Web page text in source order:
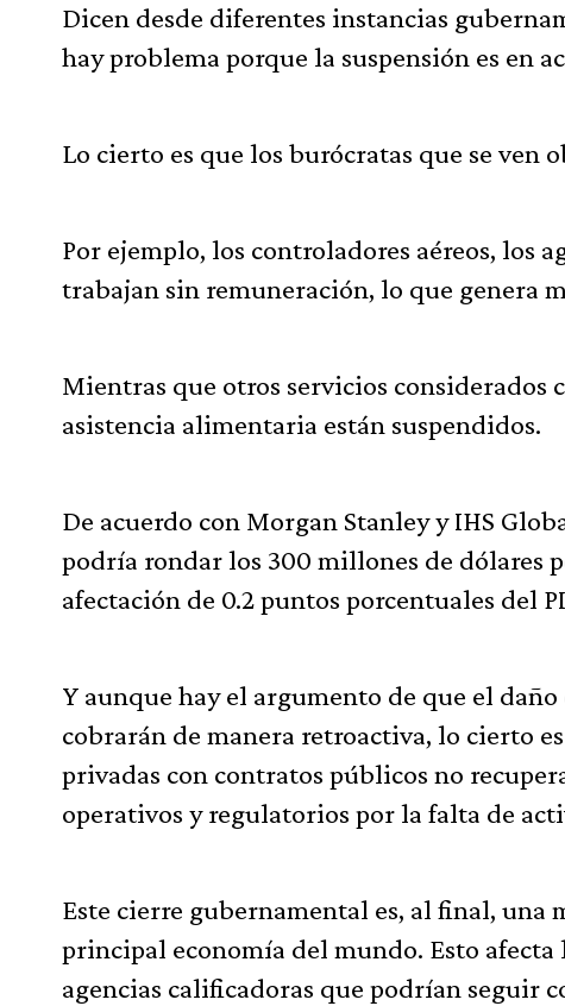
Dicen desde diferentes instancias
hay problema porque la suspensión es en
Lo cierto es que los burócratas que se ven
Por ejemplo, los controladores aéreos, los
trabajan sin remuneración, lo que genera
Mientras que otros servicios considerados
asistencia alimentaria están suspendidos.
De acuerdo con Morgan Stanley y IHS
podría rondar los 300 millones de dólares
afectación de 0.2 puntos porcentuales del
Y aunque hay el argumento de que el
cobrarán de manera retroactiva, lo cierto
privadas con contratos públicos no
operativos y regulatorios por la falta de
Este cierre gubernamental es, al final,
principal economía del mundo. Esto
agencias calificadoras que podrían seguir